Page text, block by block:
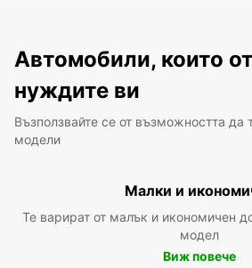
Автомобили, които
нуждите ви
Възползвайте се от възможността да
модели
Малки и
Те варират от малък и икономичен
модел
Виж повече